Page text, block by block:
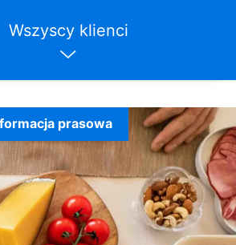
Wszyscy klienci
prasowa